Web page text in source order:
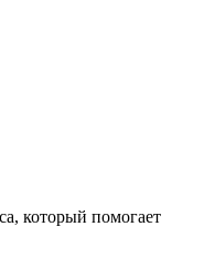
который помогает